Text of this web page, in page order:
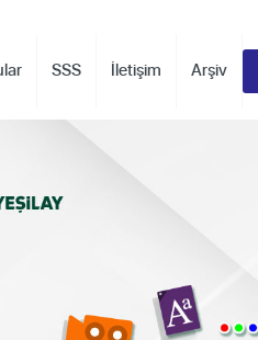
SSS İletişim Arşiv